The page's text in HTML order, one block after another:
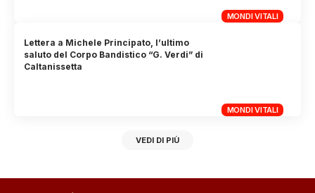
MONDI VITALI
MONDI VITALI
Lettera a Michele Principato, l’ultimo
saluto del Corpo Bandistico “G. Verdi” di
Caltanissetta
VEDI DI PIÙ